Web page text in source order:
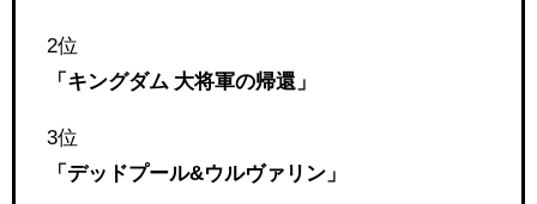
2位
「キングダム 大将軍の帰還」
3位
「デッドプール&ウルヴァリン」